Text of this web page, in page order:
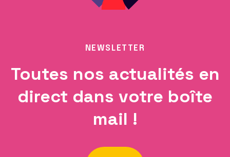
NEWSLETTER
Toutes nos actualités en
direct dans votre boîte
mail !